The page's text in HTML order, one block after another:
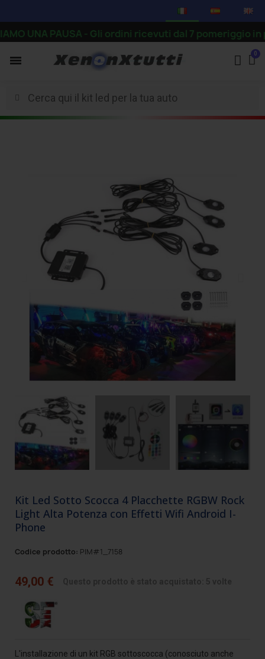
UNA PAUSA - Gli ordini ricevuti dal 7 pomeriggio in
Kit Led Sotto Scocca 4 Placchette RGBW Rock
Light Alta Potenza con Effetti Wifi Android I-
Phone
Codice prodotto: PIM#1_7158
49,00 €
L'installazione di un kit RGB sottoscocca (conosciuto anche